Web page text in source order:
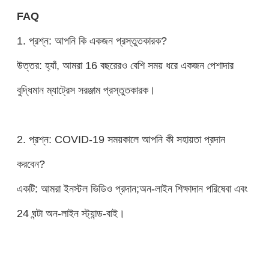
FAQ
1. প্রশ্ন: আপনি কি একজন প্রস্তুতকারক?
উত্তর: হ্যাঁ, আমরা 16 বছরেরও বেশি সময় ধরে একজন পেশাদার
বুদ্ধিমান ম্যাট্রেস সরঞ্জাম প্রস্তুতকারক।
2. প্রশ্ন: COVID-19 সময়কালে আপনি কী সহায়তা প্রদান
করবেন?
একটি: আমরা ইনস্টল ভিডিও প্রদান;অন-লাইন শিক্ষাদান পরিষেবা এবং
24 ঘন্টা অন-লাইন স্ট্যান্ড-বাই।